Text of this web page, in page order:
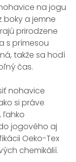
na jogu
boky a jemne
prirodzene
s prímesou
takže sa hodí
čas.
nohavice
si práve
ľahko
jogového aj
Oeko-Tex
chemikálií.